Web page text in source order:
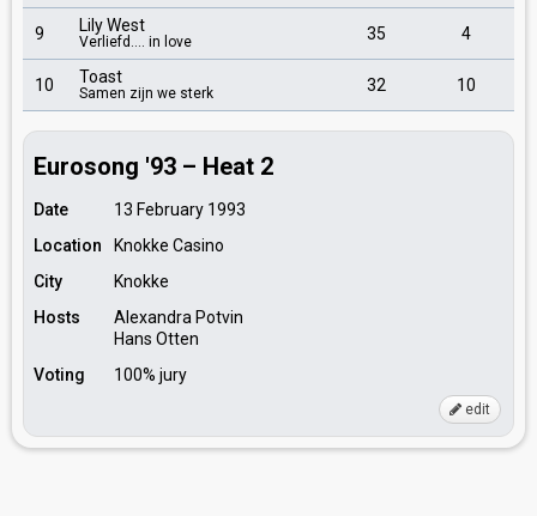
9 Lily West
Verliefd.... in love 35 4
10 Toast
Samen zijn we sterk 32 10
Eurosong '93 – Heat 2
Date
13 February 1993
Location
Knokke Casino
City
Knokke
Hosts
Alexandra Potvin
Hans Otten
Voting
100% jury
edit